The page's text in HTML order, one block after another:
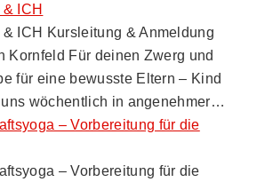
ICH
ICH Kursleitung & Anmeldung
Kornfeld Für deinen Zwerg und
für eine bewusste Eltern – Kind
wöchentlich in angenehmer…
– Vorbereitung für die
– Vorbereitung für die